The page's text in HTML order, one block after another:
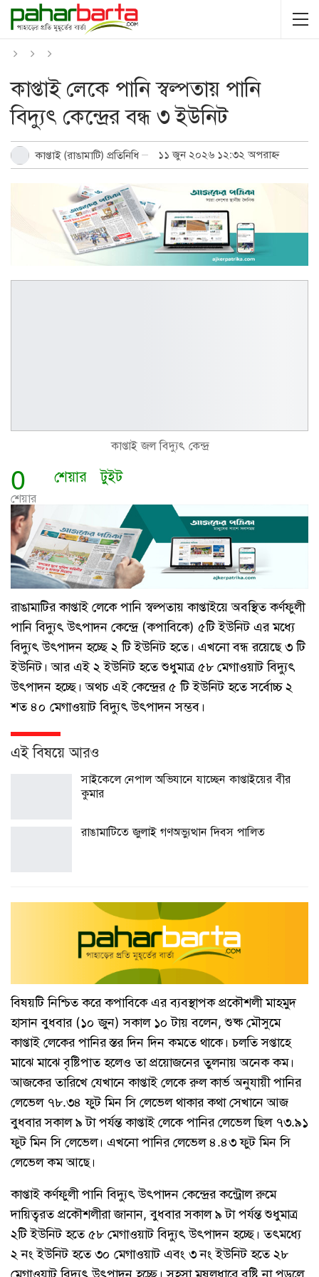
কাপ্তাই লেকে পানি স্বল্পতায় পানি
বিদ্যুৎ কেন্দ্রের বন্ধ ৩ ইউনিট
কাপ্তাই (রাঙামাটি) প্রতিনিধি ১১ জুন ২০২৬ ১২:৩২ অপরাহ্ন
কাপ্তাই জল বিদ্যুৎ কেন্দ্র
0
শেয়ার
শেয়ার টুইট
রাঙামাটির কাপ্তাই লেকে পানি স্বল্পতায় কাপ্তাইয়ে অবস্থিত কর্ণফুলী
পানি বিদ্যুৎ উৎপাদন কেন্দ্রে (কপাবিকে) ৫টি ইউনিট এর মধ্যে
বিদ্যুৎ উৎপাদন হচ্ছে ২ টি ইউনিট হতে। এখনো বন্ধ রয়েছে ৩ টি
ইউনিট। আর এই ২ ইউনিট হতে শুধুমাত্র ৫৮ মেগাওয়াট বিদ্যুৎ
উৎপাদন হচ্ছে। অথচ এই কেন্দ্রের ৫ টি ইউনিট হতে সর্বোচ্চ ২
শত ৪০ মেগাওয়াট বিদ্যুৎ উৎপাদন সম্ভব।
এই বিষয়ে আরও
সাইকেলে নেপাল অভিযানে যাচ্ছেন কাপ্তাইয়ের বীর
কুমার
রাঙামাটিতে জুলাই গণঅভ্যুত্থান দিবস পালিত
বিষয়টি নিশ্চিত করে কপাবিকে এর ব্যবস্থাপক প্রকৌশলী মাহমুদ
হাসান বুধবার (১০ জুন) সকাল ১০ টায় বলেন, শুষ্ক মৌসুমে
কাপ্তাই লেকের পানির স্তর দিন দিন কমতে থাকে। চলতি সপ্তাহে
মাঝে মাঝে বৃষ্টিপাত হলেও তা প্রয়োজনের তুলনায় অনেক কম।
আজকের তারিখে যেখানে কাপ্তাই লেকে রুল কার্ভ অনুযায়ী পানির
লেভেল ৭৮.৩৪ ফুট মিন সি লেভেল থাকার কথা সেখানে আজ
বুধবার সকাল ৯ টা পর্যন্ত কাপ্তাই লেকে পানির লেভেল ছিল ৭৩.৯১
ফুট মিন সি লেভেল। এখনো পানির লেভেল ৪.৪৩ ফুট মিন সি
লেভেল কম আছে।
কাপ্তাই কর্ণফুলী পানি বিদ্যুৎ উৎপাদন কেন্দ্রের কন্ট্রোল রুমে
দায়িত্বরত প্রকৌশলীরা জানান, বুধবার সকাল ৯ টা পর্যন্ত শুধুমাত্র
২টি ইউনিট হতে ৫৮ মেগাওয়াট বিদ্যুৎ উৎপাদন হচ্ছে। তৎমধ্যে
২ নং ইউনিট হতে ৩০ মেগাওয়াট এবং ৩ নং ইউনিট হতে ২৮
মেগাওয়াট বিদ্যুৎ উৎপাদন হচ্ছে। সহসা মুষলধারে বৃষ্টি না পড়লে